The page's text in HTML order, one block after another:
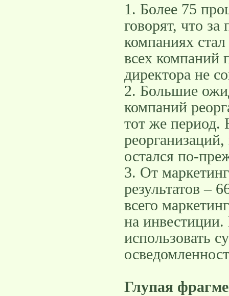
1. Более 75
говорят, что
компаниях
всех компаний
директора не
2. Большие
компаний
тот же период.
остался по-
3. От
результатов –
всего
на
использовать
Глупая